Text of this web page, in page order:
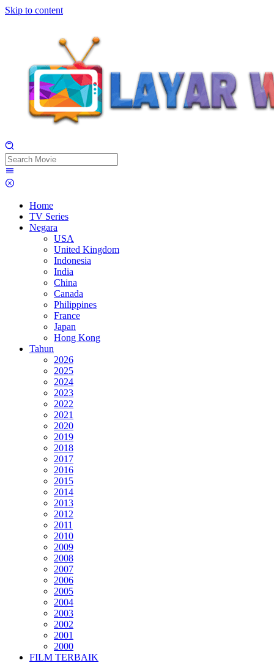
Skip to content
Home
TV Series
Negara
USA
United Kingdom
Indonesia
India
China
Canada
Philippines
France
Japan
Hong Kong
Tahun
2026
2025
2024
2023
2022
2021
2020
2019
2018
2017
2016
2015
2014
2013
2012
2011
2010
2009
2008
2007
2006
2005
2004
2003
2002
2001
2000
FILM TERBAIK